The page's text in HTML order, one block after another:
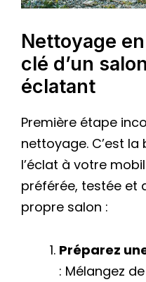
Nettoyage
clé d’un
éclatant
Première étape
nettoyage. C’est
l’éclat à votre
préférée, testée et
propre salon :
Préparez
: Mélangez